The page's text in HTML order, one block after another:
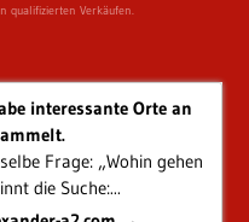
qualifizierten Verkäufen.
interessante Orte an
Frage: „Wohin gehen
die Suche:...